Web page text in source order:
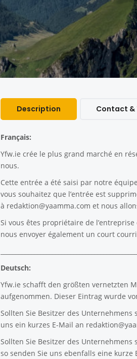
Description Contact &
Français:
Yfw.ie crée le plus grand marché en
nous.
Cette entrée a été saisi par notre
vous souhaitez que l’entrée est
à redaktion@yaamma.com et nous
Si vous êtes propriétaire de
nous envoyer également un court
Deutsch:
Yfw.ie schafft den größten vernetzten
aufgenommen. Dieser Eintrag wurde
Sollten Sie Besitzer des
uns ein kurzes E-Mail an
Sollten Sie Besitzer des
so senden Sie uns ebenfalls eine kurze